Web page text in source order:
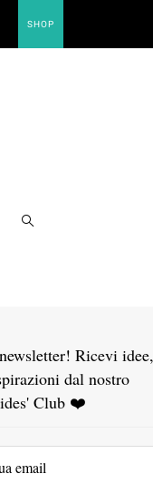
SHOP
Ricevi idee,
dal nostro
Club ❤️